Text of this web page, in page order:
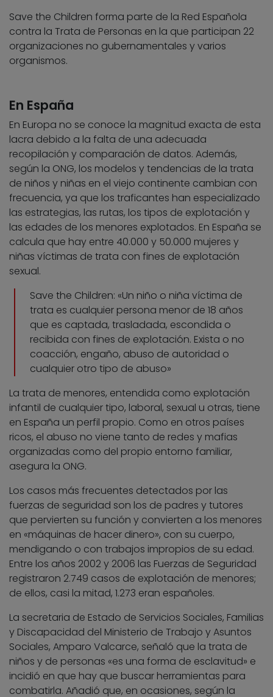
Save the Children forma parte de la Red Española
contra la Trata de Personas en la que participan 22
organizaciones no gubernamentales y varios
organismos.
En España
En Europa no se conoce la magnitud exacta de esta
lacra debido a la falta de una adecuada
recopilación y comparación de datos. Además,
según la ONG, los modelos y tendencias de la trata
de niños y niñas en el viejo continente cambian con
frecuencia, ya que los traficantes han especializado
las estrategias, las rutas, los tipos de explotación y
las edades de los menores explotados. En España se
calcula que hay entre 40.000 y 50.000 mujeres y
niñas víctimas de trata con fines de explotación
sexual.
Save the Children: «Un niño o niña víctima de
trata es cualquier persona menor de 18 años
que es captada, trasladada, escondida o
recibida con fines de explotación. Exista o no
coacción, engaño, abuso de autoridad o
cualquier otro tipo de abuso»
La trata de menores, entendida como explotación
infantil de cualquier tipo, laboral, sexual u otras, tiene
en España un perfil propio. Como en otros países
ricos, el abuso no viene tanto de redes y mafias
organizadas como del propio entorno familiar,
asegura la ONG.
Los casos más frecuentes detectados por las
fuerzas de seguridad son los de padres y tutores
que pervierten su función y convierten a los menores
en «máquinas de hacer dinero», con su cuerpo,
mendigando o con trabajos impropios de su edad.
Entre los años 2002 y 2006 las Fuerzas de Seguridad
registraron 2.749 casos de explotación de menores;
de ellos, casi la mitad, 1.273 eran españoles.
La secretaria de Estado de Servicios Sociales, Familias
y Discapacidad del Ministerio de Trabajo y Asuntos
Sociales, Amparo Valcarce, señaló que la trata de
niños y de personas «es una forma de esclavitud» e
incidió en que hay que buscar herramientas para
combatirla. Añadió que, en ocasiones, según la